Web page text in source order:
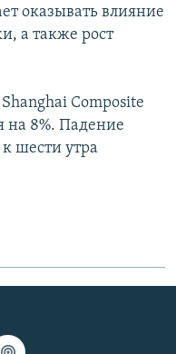
оказывать влияние
а также рост
Composite
на 8%. Падение
шести утра